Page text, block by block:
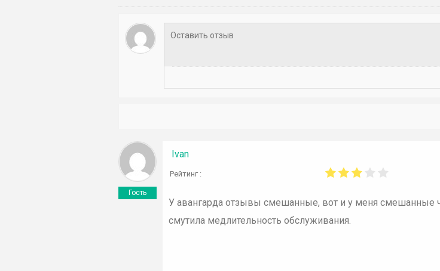
Гость
Ivan
Рейтинг :
У авангарда отзывы смешанные, вот и у меня смешанные
смутила медлительность обслуживания.